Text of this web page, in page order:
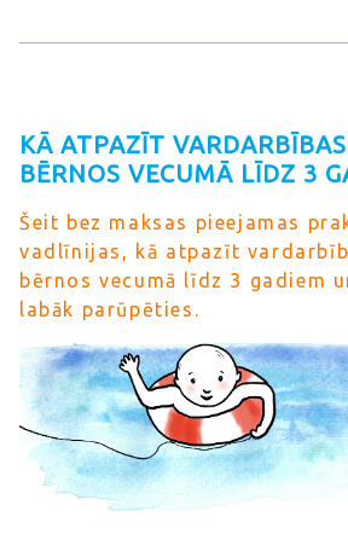
KĀ ATPAZĪT
BĒRNOS VECUMĀ LĪDZ 3
Šeit bez maksas pieejamas
vadlīnijas, kā atpazīt
bērnos vecumā līdz 3 gadiem
labāk parūpēties.